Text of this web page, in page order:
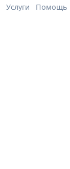
Услуги Помощь